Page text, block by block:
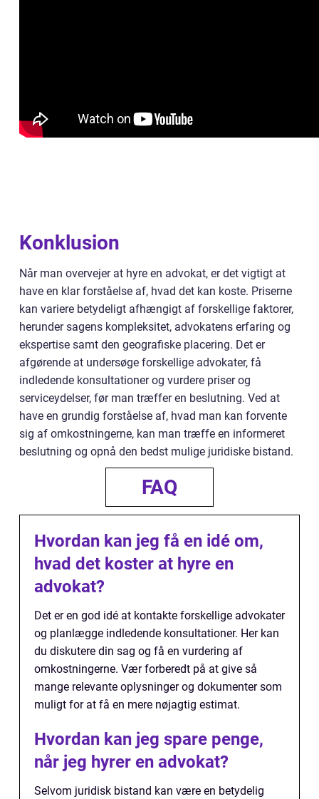
Konklusion
Når man overvejer at hyre en advokat, er det vigtigt at
have en klar forståelse af, hvad det kan koste. Priserne
kan variere betydeligt afhængigt af forskellige faktorer,
herunder sagens kompleksitet, advokatens erfaring og
ekspertise samt den geografiske placering. Det er
afgørende at undersøge forskellige advokater, få
indledende konsultationer og vurdere priser og
serviceydelser, før man træffer en beslutning. Ved at
have en grundig forståelse af, hvad man kan forvente
sig af omkostningerne, kan man træffe en informeret
beslutning og opnå den bedst mulige juridiske bistand.
FAQ
Hvordan kan jeg få en idé om,
hvad det koster at hyre en
advokat?
Det er en god idé at kontakte forskellige advokater
og planlægge indledende konsultationer. Her kan
du diskutere din sag og få en vurdering af
omkostningerne. Vær forberedt på at give så
mange relevante oplysninger og dokumenter som
muligt for at få en mere nøjagtig estimat.
Hvordan kan jeg spare penge,
når jeg hyrer en advokat?
Selvom juridisk bistand kan være en betydelig